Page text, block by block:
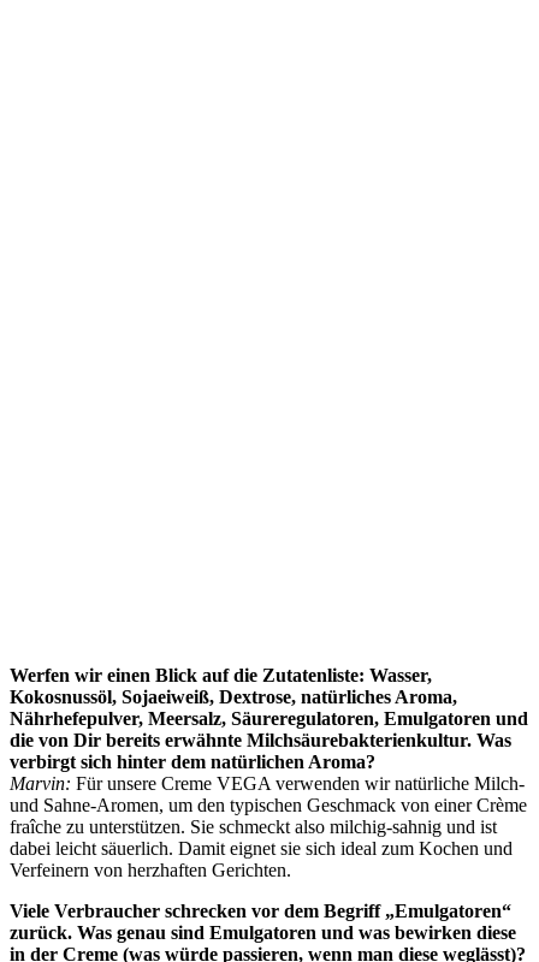
Werfen wir einen Blick auf die Zutatenliste: Wasser,
Kokosnussöl, Sojaeiweiß, Dextrose, natürliches Aroma,
Nährhefepulver, Meersalz, Säureregulatoren, Emulgatoren und
die von Dir bereits erwähnte Milchsäurebakterienkultur. Was
verbirgt sich hinter dem natürlichen Aroma?
Marvin: Für unsere Creme VEGA verwenden wir natürliche Milch-
und Sahne-Aromen, um den typischen Geschmack von einer Crème
fraîche zu unterstützen. Sie schmeckt also milchig-sahnig und ist
dabei leicht säuerlich. Damit eignet sie sich ideal zum Kochen und
Verfeinern von herzhaften Gerichten.
Viele Verbraucher schrecken vor dem Begriff „Emulgatoren“
zurück. Was genau sind Emulgatoren und was bewirken diese
in der Creme (was würde passieren, wenn man diese weglässt)?